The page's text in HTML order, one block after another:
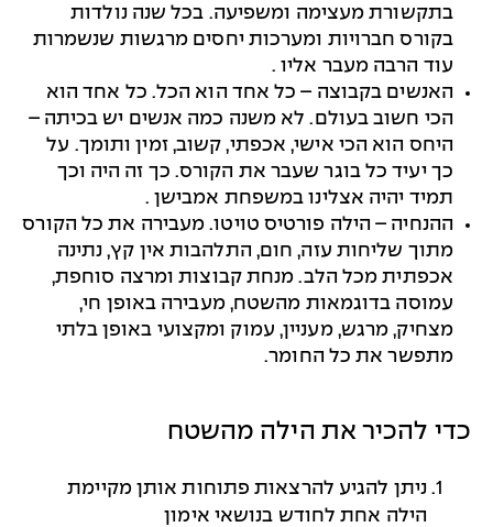
בתקשורת מעצימה ומשפיעה. בכל שנה נולדות
בקורס חברויות ומערכות יחסים מרגשות שנשמרות
עוד הרבה מעבר אליו.
האנשים בקבוצה – כל אחד הוא הכל. כל אחד הוא
הכי חשוב בעולם. לא משנה כמה אנשים יש בכיתה –
היחס הוא הכי אישי, אכפתי, קשוב, זמין ותומך. על
כך יעיד כל בוגר שעבר את הקורס. כך זה היה וכך
תמיד יהיה אצלינו במשפחת אמבישן .
ההנחיה – הילה פורטיס טויטו. מעבירה את כל הקורס
מתוך שליחות עזה, חום, התלהבות אין קץ, נתינה
אכפתית מכל הלב. מנחת קבוצות ומרצה סוחפת,
עמוסה בדוגמאות מהשטח, מעבירה באופן חי,
מצחיק, מרגש, מעניין, עמוק ומקצועי באופן בלתי
מתפשר את כל החומר.
כדי להכיר את הילה מהשטח
ניתן להגיע להרצאות פתוחות אותן מקיימת
הילה אחת לחודש בנושאי אימון